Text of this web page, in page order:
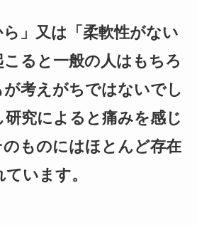
ら」又は「柔軟性がない
ると一般の人はもちろ
考えがちではないでし
研究によると痛みを感じ
ものにはほとんど存在
います。